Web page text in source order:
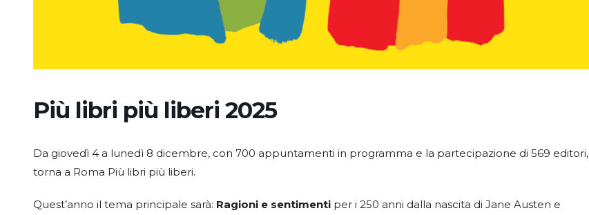
Più libri più liberi 2025
Da giovedì 4 a lunedì 8 dicembre, con 700 appuntamenti in programma e la partecipazione di 569 editori,
torna a Roma Più libri più liberi.
Quest’anno il tema principale sarà: Ragioni e sentimenti per i 250 anni dalla nascita di Jane Austen e